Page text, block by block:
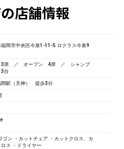
店舗情報
福岡市中央区今泉1-11-5 ロクラス今泉9
席 ／ オープン 4席 ／ シャンプ
台
岡駅（天神） 徒歩3分
ゴン ・カットチェア ・カットクロス、カ
ロス ・ドライヤー